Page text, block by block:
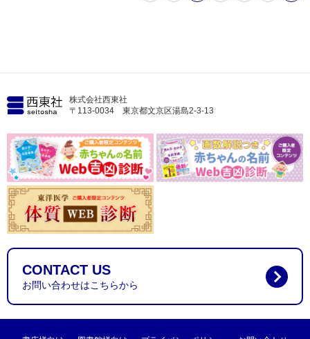
株式会社西東社
〒113-0034 東京都文京区湯島2-3-13
CONTACT US
お問い合わせはこちらから